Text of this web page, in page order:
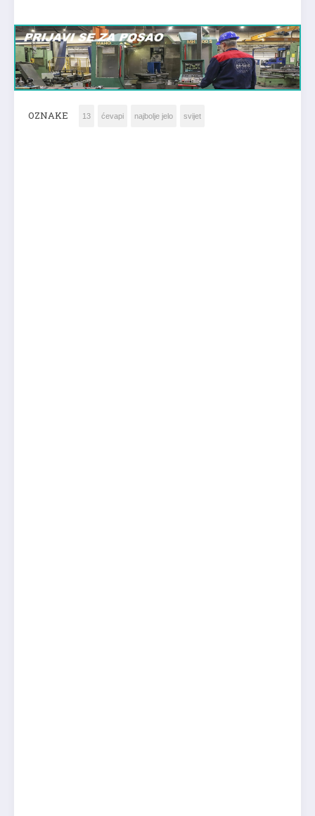
OZNAKE 13 ćevapi najbolje jelo svijet